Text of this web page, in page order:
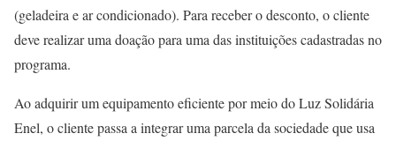
(geladeira e ar condicionado). Para receber o desconto, o cliente
deve realizar uma doação para uma das instituições cadastradas no
programa.
Ao adquirir um equipamento eficiente por meio do Luz Solidária
Enel, o cliente passa a integrar uma parcela da sociedade que usa